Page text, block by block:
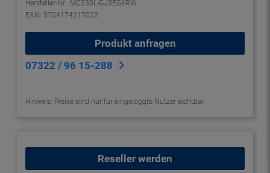
Hersteller-Nr.: MC330L-GJ3EG4RW
EAN: 5704174217022
Produkt anfragen
07322 / 96 15-288
Hinweis: Preise sind nur für eingeloggte Nutzer sichtbar.
Reseller werden